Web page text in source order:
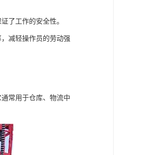
了工作的安全性。
减轻操作员的劳动强
常用于仓库、物流中